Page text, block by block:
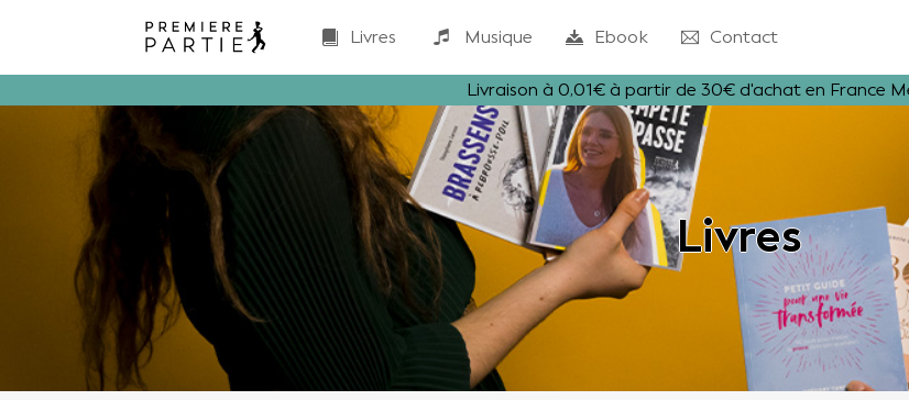
Livres Musique Ebook Contact
Livraison à 0,01€ à partir de 30€ d'achat en France
Livres